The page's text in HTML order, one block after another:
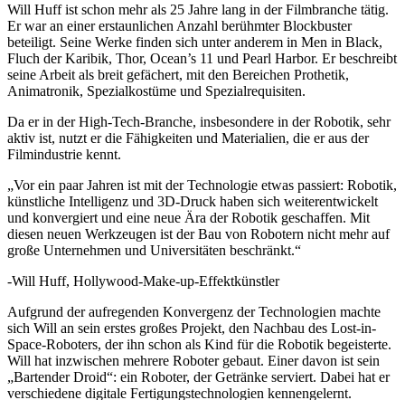
Will Huff ist schon mehr als 25 Jahre lang in der Filmbranche tätig.
Er war an einer erstaunlichen Anzahl berühmter Blockbuster
beteiligt. Seine Werke finden sich unter anderem in Men in Black,
Fluch der Karibik, Thor, Ocean’s 11 und Pearl Harbor. Er beschreibt
seine Arbeit als breit gefächert, mit den Bereichen Prothetik,
Animatronik, Spezialkostüme und Spezialrequisiten.
Da er in der High-Tech-Branche, insbesondere in der Robotik, sehr
aktiv ist, nutzt er die Fähigkeiten und Materialien, die er aus der
Filmindustrie kennt.
„Vor ein paar Jahren ist mit der Technologie etwas passiert: Robotik,
künstliche Intelligenz und 3D-Druck haben sich weiterentwickelt
und konvergiert und eine neue Ära der Robotik geschaffen. Mit
diesen neuen Werkzeugen ist der Bau von Robotern nicht mehr auf
große Unternehmen und Universitäten beschränkt.“
-Will Huff, Hollywood-Make-up-Effektkünstler
Aufgrund der aufregenden Konvergenz der Technologien machte
sich Will an sein erstes großes Projekt, den Nachbau des Lost-in-
Space-Roboters, der ihn schon als Kind für die Robotik begeisterte.
Will hat inzwischen mehrere Roboter gebaut. Einer davon ist sein
„Bartender Droid“: ein Roboter, der Getränke serviert. Dabei hat er
verschiedene digitale Fertigungstechnologien kennengelernt.